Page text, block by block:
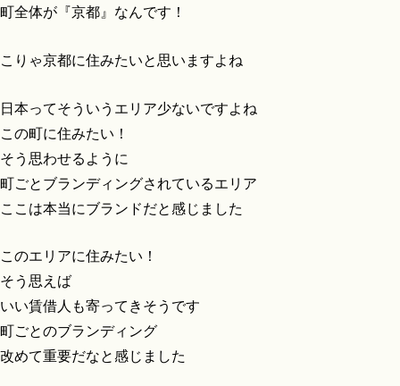
町全体が『京都』なんです！
こりゃ京都に住みたいと思いますよね
日本ってそういうエリア少ないですよね
この町に住みたい！
そう思わせるように
町ごとブランディングされているエリア
ここは本当にブランドだと感じました
このエリアに住みたい！
そう思えば
いい賃借人も寄ってきそうです
町ごとのブランディング
改めて重要だなと感じました